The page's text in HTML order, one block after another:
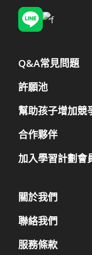
兒
童
運
Q&A常見問題
許願池
幫助孩子增加競
合作夥伴
加入學習計劃會
關於我們
聯絡我們
服務條款